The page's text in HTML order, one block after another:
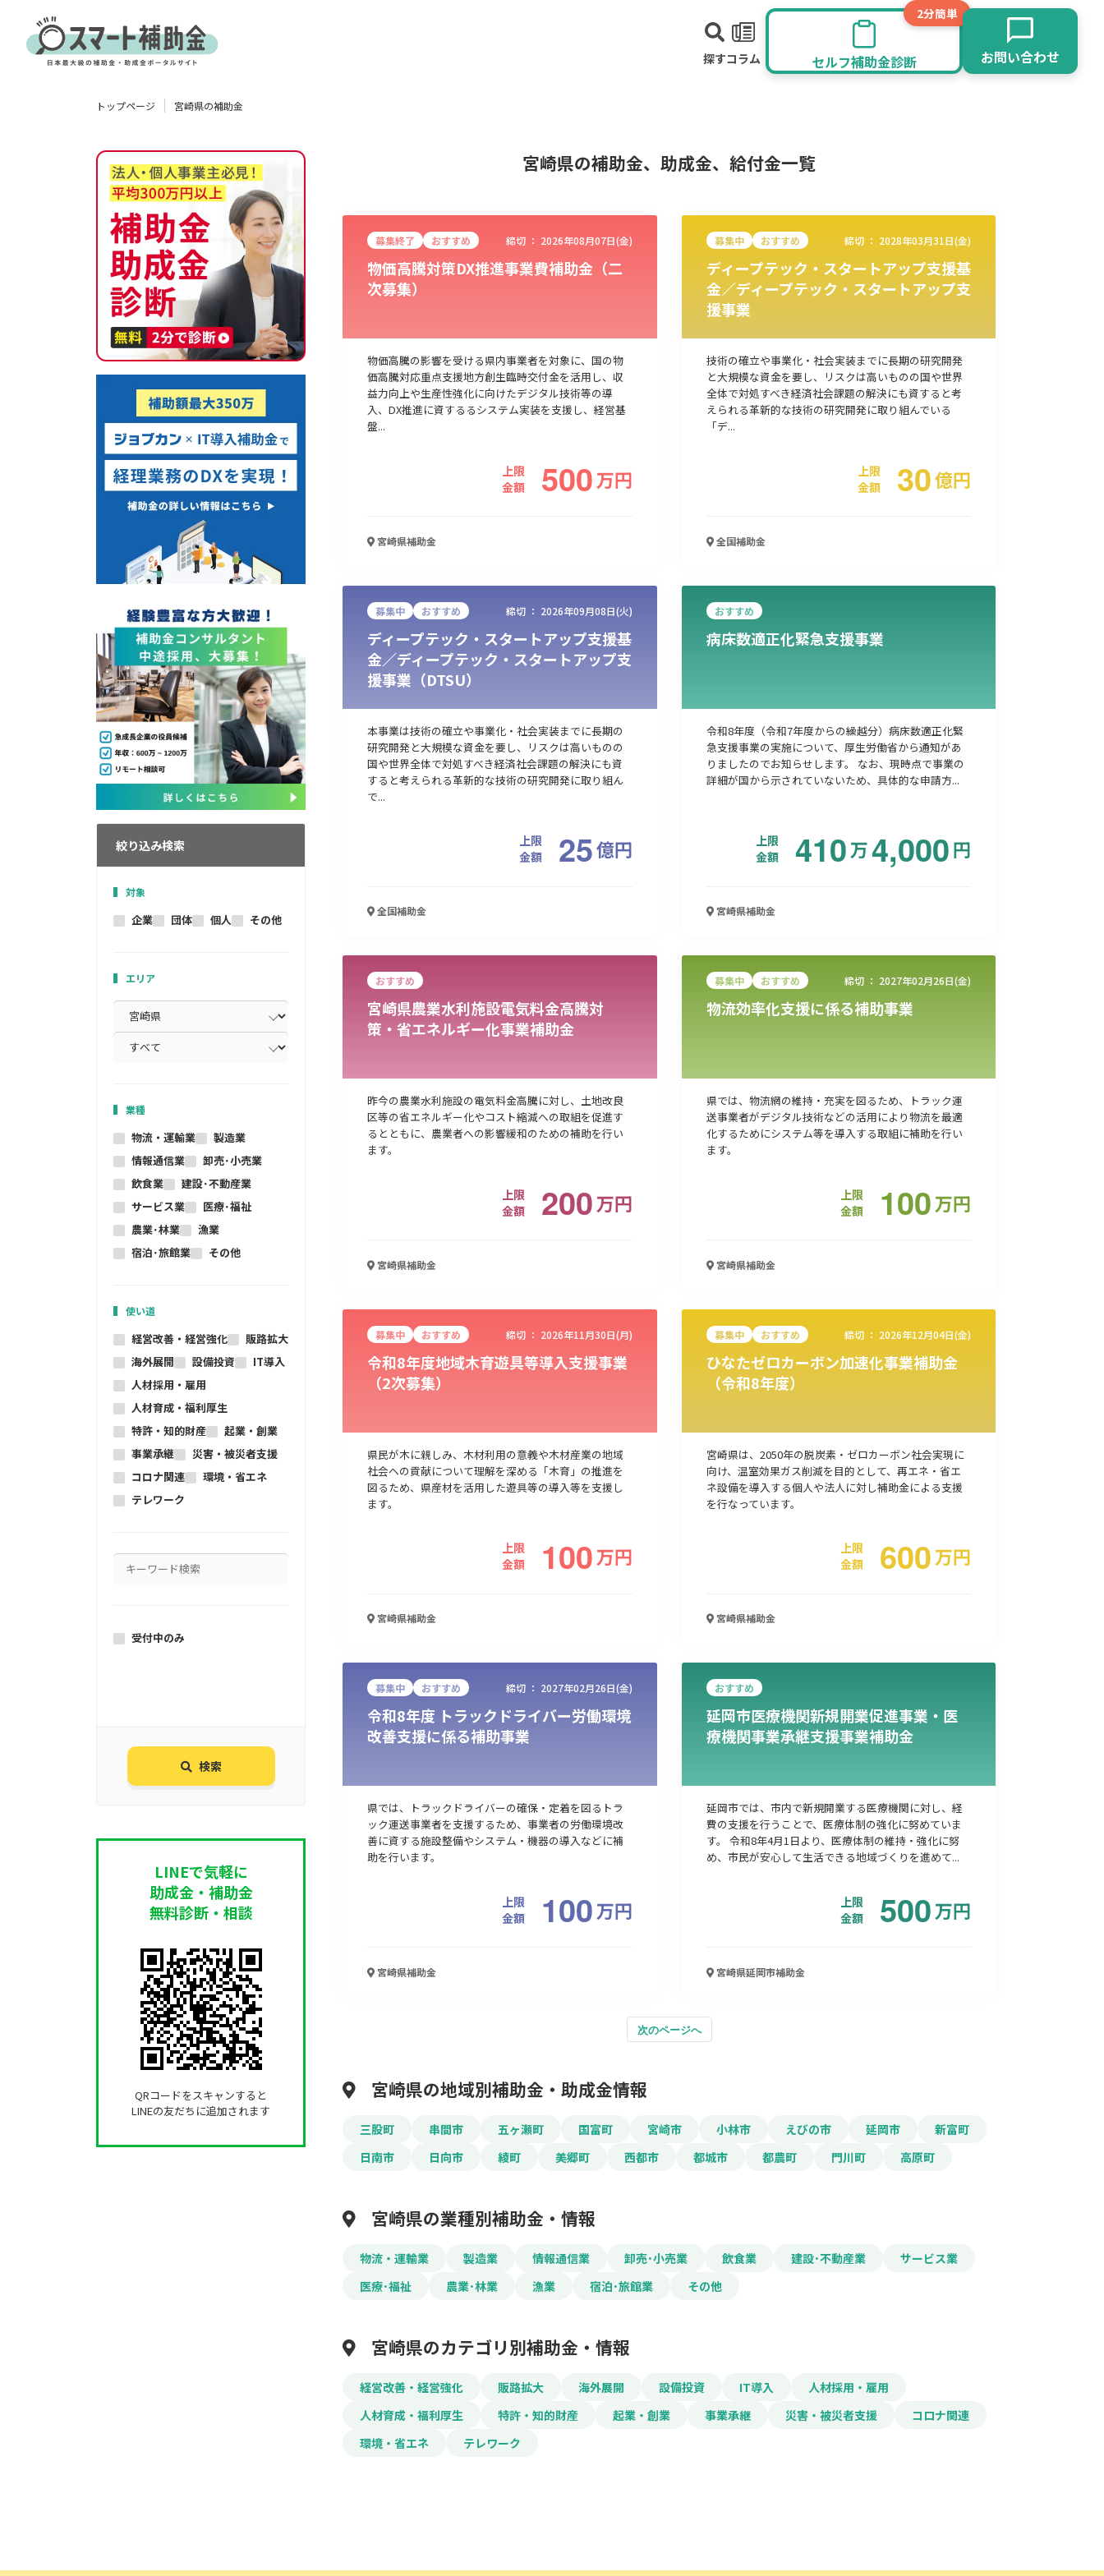
探すコラム
2分簡単
セルフ補助金診断 お問い合わせ
製造業 情報通信業 卸売･小売業
販路拡大 海外展開 人材採用・雇用 人材育成・福利厚生 特許・知的財産 起業・創業 事業承継 災害・被災者支援 コロナ関連
検索
トップページ 宮崎県の補助金
絞り込み検索
対象
企業 団体 個人 その他
エリア
業種
物流・運輸業
製造業
情報通信業
卸売･小売業
飲食業
建設･不動産業
サービス業
医療･福祉
農業･林業
漁業
宿泊･旅館業
その他
使い道
経営改善・経営強化
販路拡大
海外展開
設備投資
IT導入
人材採用・雇用
人材育成・福利厚生
特許・知的財産
起業・創業
事業承継
災害・被災者支援
コロナ関連
環境・省エネ
テレワーク
受付中のみ
検索
LINEで気軽に
助成金・補助金
無料診断・相談
QRコードをスキャンすると
LINEの友だちに追加されます
宮崎県の補助金、助成金、給付金一覧
募集終了 おすすめ 締切 ： 2026年08月07日(金)
物価高騰対策DX推進事業費補助金（二
次募集）
物価高騰の影響を受ける県内事業者を対象に、国の物
価高騰対応重点支援地方創生臨時交付金を活用し、収
益力向上や生産性強化に向けたデジタル技術等の導
入、DX推進に資するるシステム実装を支援し、経営基
盤...
上限
金額
500万円
宮崎県補助金
募集中 おすすめ 締切 ： 2028年03月31日(金)
ディープテック・スタートアップ支援基
金／ディープテック・スタートアップ支
援事業
技術の確立や事業化・社会実装までに長期の研究開発
と大規模な資金を要し、リスクは高いものの国や世界
全体で対処すべき経済社会課題の解決にも資すると考
えられる革新的な技術の研究開発に取り組んでいる
「デ...
上限
金額
30億円
全国補助金
募集中 おすすめ 締切 ： 2026年09月08日(火)
ディープテック・スタートアップ支援基
金／ディープテック・スタートアップ支
援事業（DTSU）
本事業は技術の確立や事業化・社会実装までに長期の
研究開発と大規模な資金を要し、リスクは高いものの
国や世界全体で対処すべき経済社会課題の解決にも資
すると考えられる革新的な技術の研究開発に取り組ん
で...
上限
金額
25億円
全国補助金
おすすめ
病床数適正化緊急支援事業
令和8年度（令和7年度からの繰越分）病床数適正化緊
急支援事業の実施について、厚生労働省から通知があ
りましたのでお知らせします。 なお、現時点で事業の
詳細が国から示されていないため、具体的な申請方...
上限
金額
410万4,000円
宮崎県補助金
おすすめ
宮崎県農業水利施設電気料金高騰対
策・省エネルギー化事業補助金
昨今の農業水利施設の電気料金高騰に対し、土地改良
区等の省エネルギー化やコスト縮減への取組を促進す
るとともに、農業者への影響緩和のための補助を行い
ます。
上限
金額
200万円
宮崎県補助金
募集中 おすすめ 締切 ： 2027年02月26日(金)
物流効率化支援に係る補助事業
県では、物流網の維持・充実を図るため、トラック運
送事業者がデジタル技術などの活用により物流を最適
化するためにシステム等を導入する取組に補助を行い
ます。
上限
金額
100万円
宮崎県補助金
募集中 おすすめ 締切 ： 2026年11月30日(月)
令和8年度地域木育遊具等導入支援事業
（2次募集）
県民が木に親しみ、木材利用の意義や木材産業の地域
社会への貢献について理解を深める「木育」の推進を
図るため、県産材を活用した遊具等の導入等を支援し
ます。
上限
金額
100万円
宮崎県補助金
募集中 おすすめ 締切 ： 2026年12月04日(金)
ひなたゼロカーボン加速化事業補助金
（令和8年度）
宮崎県は、2050年の脱炭素・ゼロカーボン社会実現に
向け、温室効果ガス削減を目的として、再エネ・省エ
ネ設備を導入する個人や法人に対し補助金による支援
を行なっています。
上限
金額
600万円
宮崎県補助金
募集中 おすすめ 締切 ： 2027年02月26日(金)
令和8年度 トラックドライバー労働環境
改善支援に係る補助事業
県では、トラックドライバーの確保・定着を図るトラ
ック運送事業者を支援するため、事業者の労働環境改
善に資する施設整備やシステム・機器の導入などに補
助を行います。
上限
金額
100万円
宮崎県補助金
おすすめ
延岡市医療機関新規開業促進事業・医
療機関事業承継支援事業補助金
延岡市では、市内で新規開業する医療機関に対し、経
費の支援を行うことで、医療体制の強化に努めていま
す。 令和8年4月1日より、医療体制の維持・強化に努
め、市民が安心して生活できる地域づくりを進めて...
上限
金額
500万円
宮崎県延岡市補助金
次のページへ
宮崎県の地域別補助金・助成金情報
三股町 串間市 五ヶ瀬町 国富町 宮崎市 小林市 えびの市 延岡市
新富町
日南市
日向市 綾町 美郷町 西都市 都城市 都農町 門川町 高原町
宮崎県の業種別補助金・情報
物流・運輸業 製造業 情報通信業 卸売･小売業 飲食業 建設･不動産業
サービス業
医療･福祉
農業･林業 漁業 宿泊･旅館業 その他
宮崎県のカテゴリ別補助金・情報
経営改善・経営強化 販路拡大 海外展開 設備投資 IT導入
人材採用・雇用
人材育成・福利厚生
特許・知的財産 起業・創業 事業承継 災害・被災者支援
コロナ関連
環境・省エネ
テレワーク